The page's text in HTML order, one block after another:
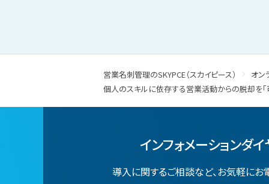
営業名刺管理のSKYPCE（スカイピース）
オン
個人のスキルに依存する営業活動からの脱却を
インフォメーションダ
導入に関するご相談など、お気軽にお